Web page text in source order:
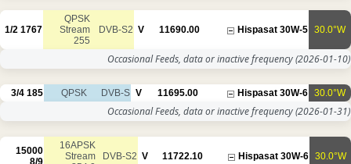
11690.00
V
DVB-S2
Stream
1767
1/2
Occasional Feeds, data or
11695.00
V
DVB-S
QPSK
185
3/4
Occasional Feeds, data or
11722.10
V
DVB-S2
Stream
15000